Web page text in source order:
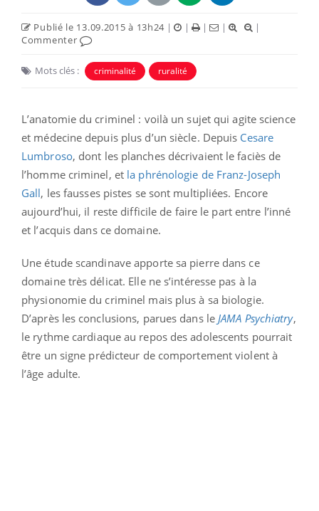
Publié le 13.09.2015 à 13h24 | | | |
|
Commenter
Mots clés : criminalité ruralité
L’anatomie du criminel : voilà un sujet qui agite science
et médecine depuis plus d’un siècle. Depuis Cesare
Lumbroso, dont les planches décrivaient le faciès de
l’homme criminel, et la phrénologie de Franz-Joseph
Gall, les fausses pistes se sont multipliées. Encore
aujourd’hui, il reste difficile de faire le part entre l’inné
et l’acquis dans ce domaine.
Une étude scandinave apporte sa pierre dans ce
domaine très délicat. Elle ne s’intéresse pas à la
physionomie du criminel mais plus à sa biologie.
D’après les conclusions, parues dans le JAMA Psychiatry,
le rythme cardiaque au repos des adolescents pourrait
être un signe prédicteur de comportement violent à
l’âge adulte.